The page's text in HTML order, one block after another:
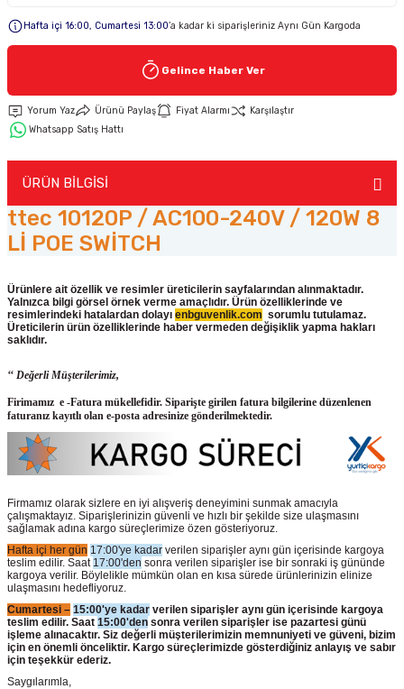
Keypad-Tuş Takımı Ürünler
Hafta içi 16:00, Cumartesi 13:00’a kadar ki siparişleriniz Aynı Gün Kargoda
Gelince Haber Ver
Yorum Yaz Ürünü Paylaş Fiyat Alarmı
Karşılaştır
Whatsapp Satış Hattı
ÜRÜN BİLGİSİ
ttec 10120P / AC100-240V / 120W 8
Lİ POE SWİTCH
Ürünlere ait özellik ve resimler üreticilerin sayfalarından alınmaktadır.
Yalnızca bilgi görsel örnek verme amaçlıdır. Ürün özelliklerinde ve
resimlerindeki hatalardan dolayı enbguvenlik.com sorumlu tutulamaz.
Üreticilerin ürün özelliklerinde haber vermeden değişiklik yapma hakları
saklıdır.
‘‘ Değerli Müşterilerimiz,
Firimamız e -Fatura mükellefidir. Siparişte girilen fatura bilgilerine düzenlenen
faturanız kayıtlı olan e-posta adresinize gönderilmektedir.
Firmamız olarak sizlere en iyi alışveriş deneyimini sunmak amacıyla
çalışmaktayız. Siparişlerinizin güvenli ve hızlı bir şekilde size ulaşmasını
sağlamak adına kargo süreçlerimize özen gösteriyoruz.
Hafta içi her gün 17:00'ye kadar verilen siparişler aynı gün içerisinde kargoya
teslim edilir. Saat 17:00'den sonra verilen siparişler ise bir sonraki iş gününde
kargoya verilir. Böylelikle mümkün olan en kısa sürede ürünlerinizin elinize
ulaşmasını hedefliyoruz.
Cumartesi – 15:00'ye kadar verilen siparişler aynı gün içerisinde kargoya
teslim edilir. Saat 15:00'den sonra verilen siparişler ise pazartesi günü
işleme alınacaktır. Siz değerli müşterilerimizin memnuniyeti ve güveni, bizim
için en önemli önceliktir. Kargo süreçlerimizde gösterdiğiniz anlayış ve sabır
için teşekkür ederiz.
Saygılarımla,